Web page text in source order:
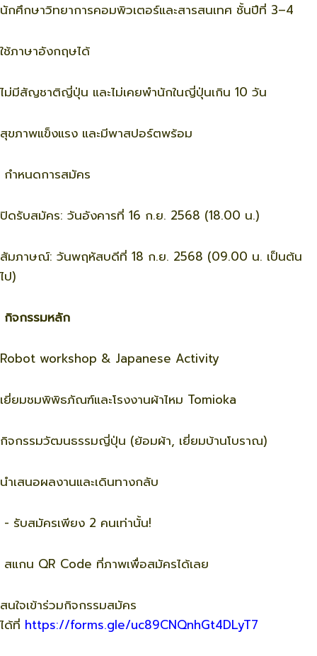
นักศึกษาวิทยาการคอมพิวเตอร์และสารสนเทศ ชั้นปีที่ 3–4
ใช้ภาษาอังกฤษได้
ไม่มีสัญชาติญี่ปุ่น และไม่เคยพำนักในญี่ปุ่นเกิน 10 วัน
สุขภาพแข็งแรง และมีพาสปอร์ตพร้อม
กำหนดการสมัคร
ปิดรับสมัคร: วันอังคารที่ 16 ก.ย. 2568 (18.00 น.)
สัมภาษณ์: วันพฤหัสบดีที่ 18 ก.ย. 2568 (09.00 น. เป็นต้น
ไป)
กิจกรรมหลัก
Robot workshop & Japanese Activity
เยี่ยมชมพิพิธภัณฑ์และโรงงานผ้าไหม Tomioka
กิจกรรมวัฒนธรรมญี่ปุ่น (ย้อมผ้า, เยี่ยมบ้านโบราณ)
นำเสนอผลงานและเดินทางกลับ
- รับสมัครเพียง 2 คนเท่านั้น!
สแกน QR Code ที่ภาพเพื่อสมัครได้เลย
สนใจเข้าร่วมกิจกรรมสมัคร
ได้ที่ https://forms.gle/uc89CNQnhGt4DLyT7